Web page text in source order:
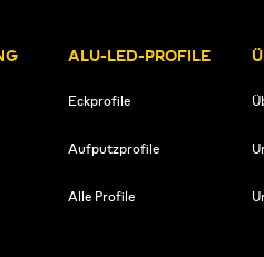
ALU-LED-PROFILE
Eckprofile
Aufputzprofile
Alle Profile